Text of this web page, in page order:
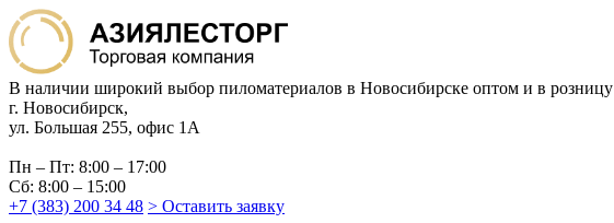
В наличии широкий выбор пиломатериалов в Новосибирске оптом и в розницу
г. Новосибирск,
ул. Большая 255, офис 1А
Пн – Пт: 8:00 – 17:00
Сб: 8:00 – 15:00
+7 (383) 200 34 48 > Оставить заявку